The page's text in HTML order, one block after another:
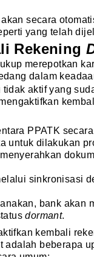
secara
yang telah
Rekening
merepotkan
dalam
aktif yang
PPATK
untuk dilakukan
sinkronisasi
bank akan
dormant.
kembali
adalah beberapa